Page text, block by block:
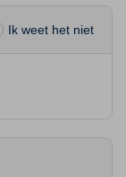
Ik weet het niet